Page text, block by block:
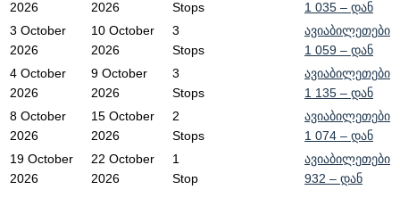
2026
2026
Stops
1 035 – დან
3 October
2026
10 October
2026
3
Stops
ავიაბილეთები
1 059 – დან
4 October
2026
9 October
2026
3
Stops
ავიაბილეთები
1 135 – დან
8 October
2026
15 October
2026
2
Stops
ავიაბილეთები
1 074 – დან
19 October
2026
22 October
2026
1
Stop
ავიაბილეთები
932 – დან